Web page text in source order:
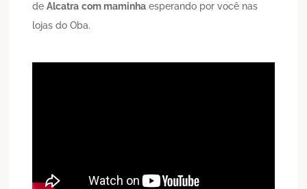
deAlcatra com maminha esperando por você nas
lojas do Oba.